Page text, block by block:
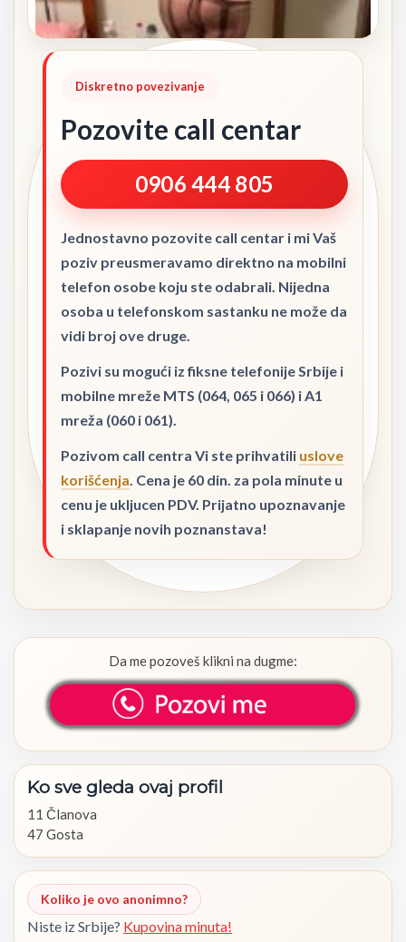
Diskretno povezivanje
Pozovite call centar
0906 444 805
Jednostavno pozovite call centar i mi Vaš
poziv preusmeravamo direktno na mobilni
telefon osobe koju ste odabrali. Nijedna
osoba u telefonskom sastanku ne može da
vidi broj ove druge.
Pozivi su mogući iz fiksne telefonije Srbije i
mobilne mreže MTS (064, 065 i 066) i A1
mreža (060 i 061).
Pozivom call centra Vi ste prihvatili uslove
korišćenja. Cena je 60 din. za pola minute u
cenu je ukljucen PDV. Prijatno upoznavanje
i sklapanje novih poznanstava!
Da me pozoveš klikni na dugme:
Ko sve gleda ovaj profil
11 Članova
47 Gosta
Koliko je ovo anonimno?
Niste iz Srbije? Kupovina minuta!